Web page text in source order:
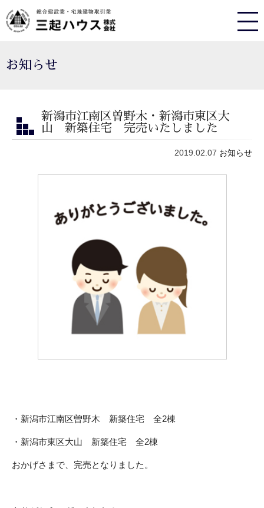
お知らせ
新潟市江南区曽野木・新潟市東区大
山 新築住宅 完売いたしました
2019.02.07 お知らせ
・新潟市江南区曽野木 新築住宅 全2棟
・新潟市東区大山 新築住宅 全2棟
おかげさまで、完売となりました。